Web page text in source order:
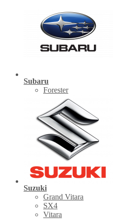
Subaru
Forester
Suzuki
Grand Vitara
SX4
Vitara